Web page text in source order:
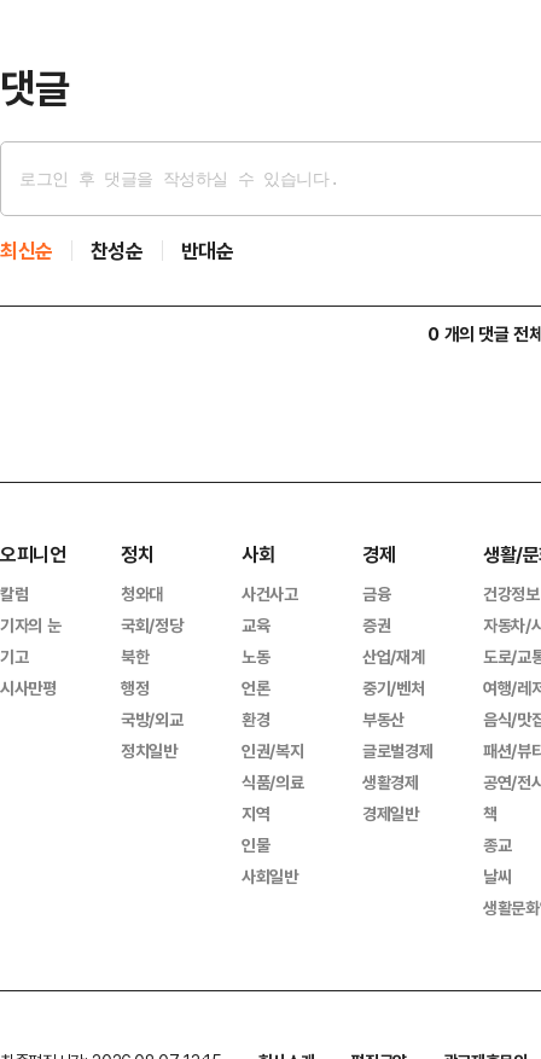
댓글
최신순 찬성순 반대순
0 개의 댓글 전
오피니언
칼럼
기자의 눈
기고
시사만평
정치
청와대
국회/정당
북한
행정
국방/외교
정치일반
사회
사건사고
교육
노동
언론
환경
인권/복지
식품/의료
지역
인물
사회일반
경제
금융
증권
산업/재계
중기/벤처
부동산
글로벌경제
생활경제
경제일반
생활/
건강정보
자동차/
도로/교
여행/레
음식/맛
패션/뷰
공연/전
책
종교
날씨
생활문